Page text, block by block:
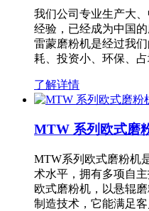
我们公司专业生产大
经验，已经成为中国
雷蒙磨粉机是经过我
耗、投资小、环保、
了解详情
MTW 系列欧式磨
MTW系列欧式磨粉机
术水平，拥有多项自
欧式磨粉机，以悬辊
制造技术，它能满足